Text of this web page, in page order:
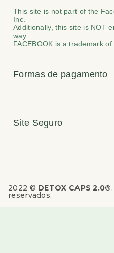
This site is not part of the
Inc.
Additionally, this site is NOT
way.
FACEBOOK is a trademark of
Formas de pagamento
Site Seguro
2022 © DETOX CAPS 2.0®
reservados.